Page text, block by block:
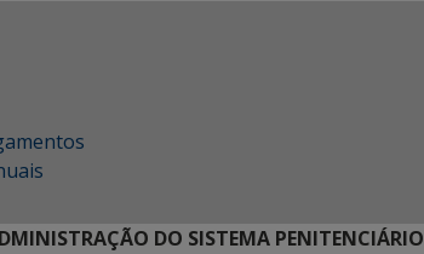
DO SISTEMA PENITENCIÁRIO